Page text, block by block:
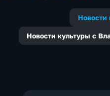
Новости
Новости культуры с